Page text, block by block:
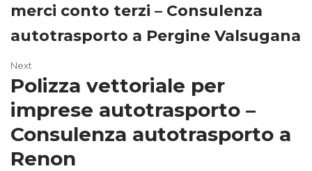
merci conto terzi – Consulenza
autotrasporto a Pergine Valsugana
Next
Polizza vettoriale per
imprese autotrasporto –
Consulenza autotrasporto a
Renon